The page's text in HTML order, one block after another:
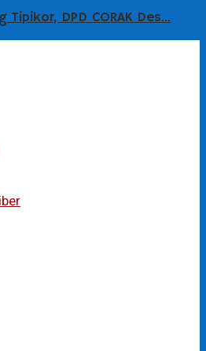
Tipikor, DPD CORAK Des…